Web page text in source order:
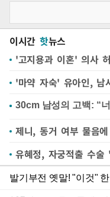
이시간 핫뉴스
'고지용과 이혼' 의사
'마약 자숙' 유아인, 남
제니, 동거 여부 물음
유혜정, 자궁적출 수